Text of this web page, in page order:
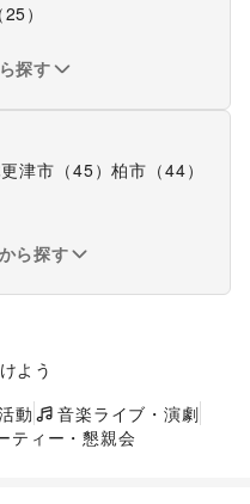
（25）
探す
津市 （45）柏市 （44）
ら探す
よう
販促イベント
ッチンカー・移動販売
動
音楽ライブ・演劇
ティー・懇親会